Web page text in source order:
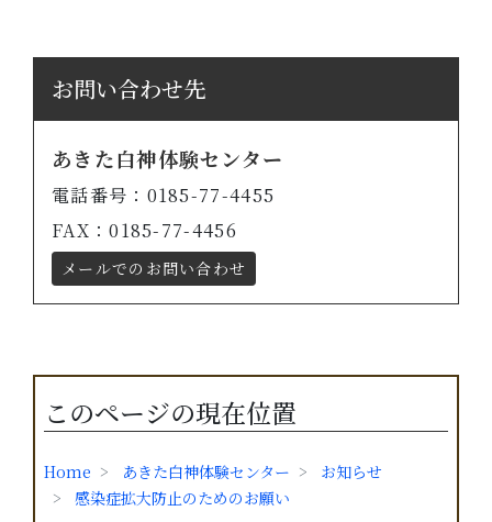
お問い合わせ先
あきた白神体験センター
電話番号：0185-77-4455
FAX：0185-77-4456
メールでのお問い合わせ
このページの現在位置
Home あきた白神体験センター
お知らせ
感染症拡大防止のためのお願い